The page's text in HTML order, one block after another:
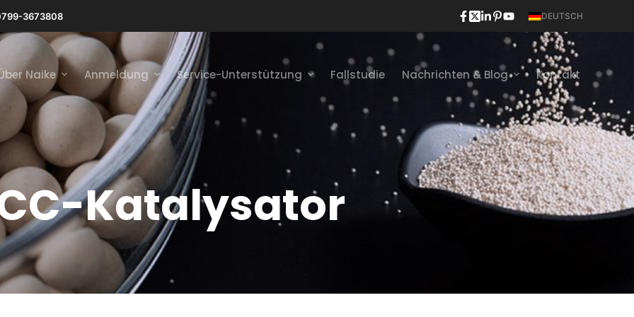
3673808 DEUTSCH
Naike Anmeldung Service-Unterstützung Fallstudie Nachrichten & Blog Kontakt
Katalysator